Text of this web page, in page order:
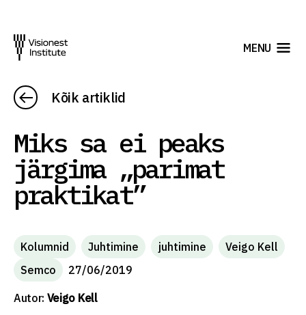
MENU
Kõik artiklid
Miks sa ei peaks
järgima „parimat
praktikat”
Kolumnid Juhtimine juhtimine
Veigo Kell
Semco
27/06/2019
Autor: Veigo Kell